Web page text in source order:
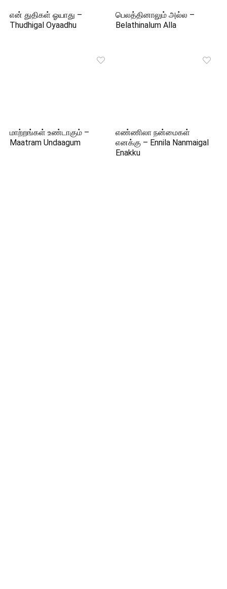
என் துதிகள் ஓயாது –
Thudhigal Oyaadhu
பெலத்தினாலும் அல்ல –
Belathinalum Alla
மாற்றங்கள் உண்டாகும் –
Maatram Undaagum
எண்ணிலா நன்மைகள்
எனக்கு – Ennila Nanmaigal
Enakku